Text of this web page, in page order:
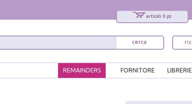
articoli: 0 pz.
LIBRERIE
FORNITORE
REMAINDERS